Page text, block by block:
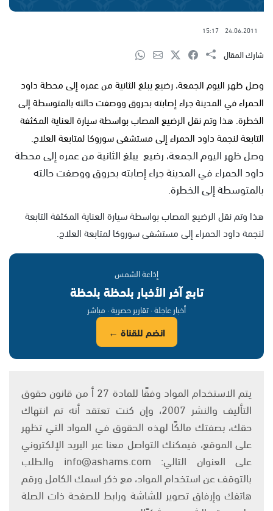
24.06.2011
15:17
شارك المقال
وصل ظهر اليوم الجمعة، رضيع يبلغ الثانية من عمره إلى محطة داود
الحمراء في المدينة جراء إصابته بحروق ووصفت حالته بالمتوسطة إلى
الخطرة. هذا وتم نقل الرضيع المصاب بواسطة سيارة العناية المكثفة
التابعة لنجمة داود الحمراء إلى مستشفى سوروكا لمتابعة العلاج.
وصل ظهر اليوم الجمعة، رضيع يبلغ الثانية من عمره إلى محطة
داود الحمراء في المدينة جراء إصابته بحروق ووصفت حالته
بالمتوسطة إلى الخطرة.
هذا وتم نقل الرضيع المصاب بواسطة سيارة العناية المكثفة التابعة
لنجمة داود الحمراء إلى مستشفى سوروكا لمتابعة العلاج.
إذاعة الشمس
تابع آخر الأخبار بلحظة بلحظة
أخبار عاجلة · تقارير حصرية · مباشر
انضم للقناة ←
يتم الاستخدام المواد وفقًا للمادة 27 أ من قانون حقوق
التأليف والنشر 2007، وإن كنت تعتقد أنه تم انتهاك
حقك، بصفتك مالكًا لهذه الحقوق في المواد التي تظهر
على الموقع، فيمكنك التواصل معنا عبر البريد الإلكتروني
على العنوان التالي: info@ashams.com والطلب
بالتوقف عن استخدام المواد، مع ذكر اسمك الكامل ورقم
هاتفك وإرفاق تصوير للشاشة ورابط للصفحة ذات الصلة